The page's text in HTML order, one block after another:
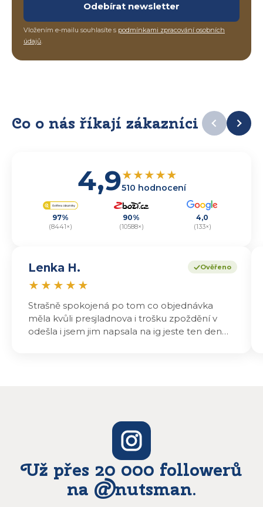
Odebírat newsletter
Vložením e-mailu souhlasíte s podmínkami zpracování osobních
údajů.
Co o nás říkají zákazníci
4,9★★★★★
510 hodnocení
97%
(8441×)
90%
(10588×)
4,0
(133×)
Ověřeno
Lenka H.
★ ★ ★ ★ ★
Strašně spokojená po tom co objednávka
měla kvůli presjladnova i trošku zpoždění v
odešla i jsem jim napsala na ig jeste ten den
Už přes 20 000 followerů
na @nutsman.